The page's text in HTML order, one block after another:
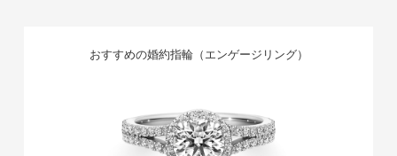
おすすめの婚約指輪（エンゲージリング）